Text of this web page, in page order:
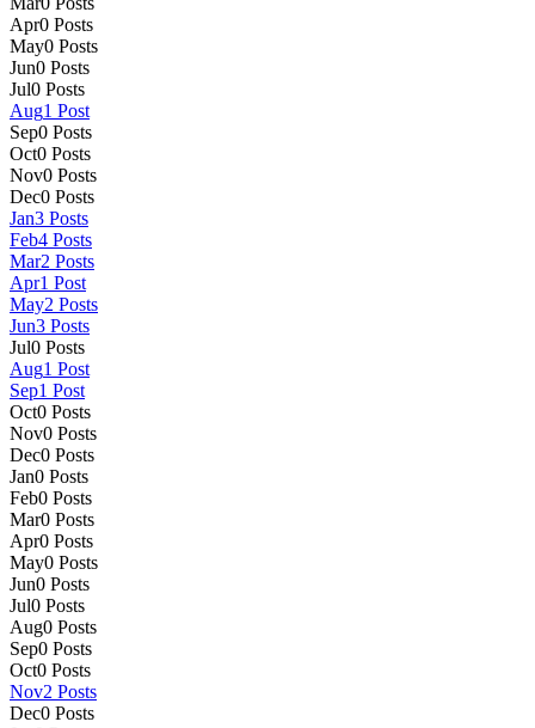
Apr0 Posts
May0 Posts
Jun0 Posts
Jul0 Posts
Aug1 Post
Sep0 Posts
Oct0 Posts
Nov0 Posts
Dec0 Posts
Jan3 Posts
Feb4 Posts
Mar2 Posts
Apr1 Post
May2 Posts
Jun3 Posts
Jul0 Posts
Aug1 Post
Sep1 Post
Oct0 Posts
Nov0 Posts
Dec0 Posts
Jan0 Posts
Feb0 Posts
Mar0 Posts
Apr0 Posts
May0 Posts
Jun0 Posts
Jul0 Posts
Aug0 Posts
Sep0 Posts
Oct0 Posts
Nov2 Posts
Dec0 Posts